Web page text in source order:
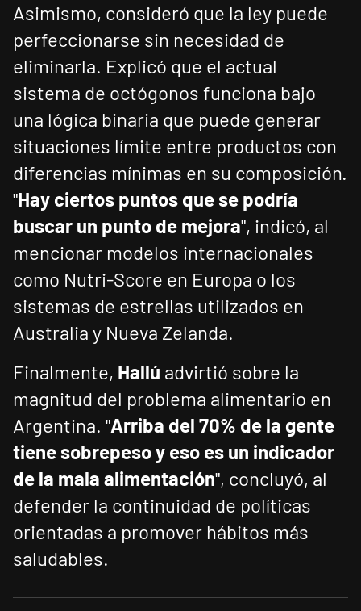
Asimismo, consideró que la ley puede
perfeccionarse sin necesidad de
eliminarla. Explicó que el actual
sistema de octógonos funciona bajo
una lógica binaria que puede generar
situaciones límite entre productos con
diferencias mínimas en su composición.
"Hay ciertos puntos que se podría
buscar un punto de mejora", indicó, al
mencionar modelos internacionales
como Nutri-Score en Europa o los
sistemas de estrellas utilizados en
Australia y Nueva Zelanda.
Finalmente, Hallú advirtió sobre la
magnitud del problema alimentario en
Argentina. "Arriba del 70% de la gente
tiene sobrepeso y eso es un indicador
de la mala alimentación", concluyó, al
defender la continuidad de políticas
orientadas a promover hábitos más
saludables.